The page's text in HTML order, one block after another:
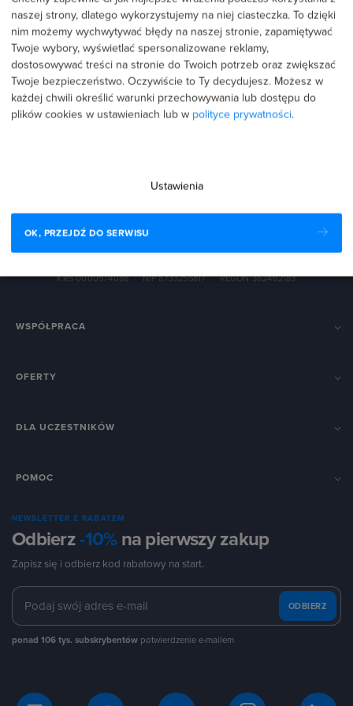
Pracujemy pon.–pt. w godz. 9:00–16:00
The Hero spółka z ograniczoną odpowiedzialnością spółka
KRS 0000574088 · NIP 8733255817 · REGON 362462183
WSPÓŁPRACA
OFERTY
DLA UCZESTNIKÓW
POMOC
NEWSLETTER Z RABATEM
Odbierz-10%na pierwszy zakup
Zapisz się i odbierz kod rabatowy na start.
ODBIERZ
ponad 106 tys. subskrybentów potwierdzenie e-mailem
naszej strony, dlatego wykorzystujemy na niej ciasteczka. To dzięki
nim możemy wychwytywać błędy na naszej stronie, zapamiętywać
Twoje wybory, wyświetlać spersonalizowane reklamy,
dostosowywać treści na stronie do Twoich potrzeb oraz zwiększać
Twoje bezpieczeństwo. Oczywiście to Ty decydujesz. Możesz w
każdej chwili określić warunki przechowywania lub dostępu do
plików cookies w ustawieniach lub w polityce prywatności.
Ustawienia
OK, PRZEJDŹ DO SERWISU